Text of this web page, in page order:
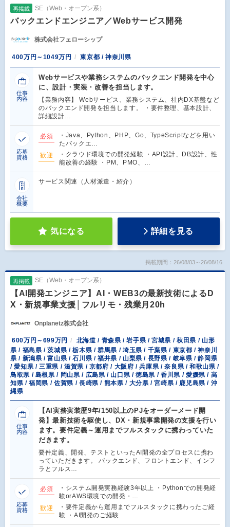
再掲載 SE（Web・オープン系）
バックエンドエンジニア／Webサービス開発
株式会社フェローシップ
400万円～1049万円 東京都 / 神奈川県
仕事
内容
Webサービスや業務システムのバックエンド開発を中心
に、設計・実装・改善を担当します。
【業務内容】 Webサービス、業務システム、社内DX基盤など
のバックエンド開発を担当します。 ・要件整理、基本設計、
詳細設計…
応募
資格
必須
・Java、Python、PHP、Go、TypeScriptなどを用い
たバックエ…
歓迎
・クラウド環境での開発経験 ・API設計、DB設計、性
能改善の経験 ・PM、PMO、…
会社
概要
サービス関連（人材派遣・紹介）
気になる 詳細を見る
掲載期間：26/08/03～26/08/16
再掲載 SE（Web・オープン系）
【AI開発エンジニア】AI・WEB3の最新技術によるD
X・新規事業支援│フルリモ・残業月20h
Onplanetz株式会社
600万円～699万円
北海道 / 青森県 / 岩手県 / 宮城県 / 秋田県 / 山形
県 / 福島県 / 茨城県 / 栃木県 / 群馬県 / 埼玉県 / 千葉県 / 東京都 / 神奈川
県 / 新潟県 / 富山県 / 石川県 / 福井県 / 山梨県 / 長野県 / 岐阜県 / 静岡県
/ 愛知県 / 三重県 / 滋賀県 / 京都府 / 大阪府 / 兵庫県 / 奈良県 / 和歌山県 /
鳥取県 / 島根県 / 岡山県 / 広島県 / 山口県 / 徳島県 / 香川県 / 愛媛県 / 高
知県 / 福岡県 / 佐賀県 / 長崎県 / 熊本県 / 大分県 / 宮崎県 / 鹿児島県 / 沖
縄県
仕事
内容
【AI実務実装歴9年/150以上のPJをオーダーメード開
発】最新技術を駆使し、DX・新規事業開発の支援を行い
ます。要件定義～運用までフルスタックに携わっていた
だきます。
要件定義、開発、テストといったAI開発の全プロセスに携わ
っていただきます。 バックエンド、フロントエンド、インフ
ラとフルス…
応募
資格
必須
・システム開発実務経験3年以上 ・Pythonでの開発経
験orAWS環境での開発・…
歓迎
・要件定義から運用までフルスタックに携わったご経
験 ・AI開発のご経験